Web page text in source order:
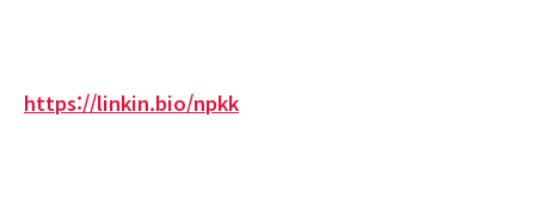
https://linkin.bio/npkk